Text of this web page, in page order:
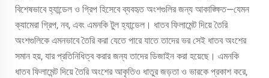
বিশেষভাবে হ্যান্ডেল ও গ্রিপ হিসেবে ব্যবহৃত অংশগুলির জন্য আকাঙ্ক্ষিত—যেমন
ক্যামেরা গ্রিপ, নব, এবং এমনকি টুল হ্যান্ডেল। ধাতব ফিলামেন্ট দিয়ে তৈরি
অংশগুলিকে এমনভাবে তৈরি করা যেতে পারে যাতে তাদের ভর সেই ধাতব অংশের
সমান হয়, যার প্রতিনিধিত্ব করার জন্য তাদের ডিজাইন করা হয়েছে। এমনকি
ধাতব ফিলামেন্ট দিয়ে তৈরি অংশের আকৃতিও ধাতুর জড়তা ও ভারকে প্রকাশ করে,